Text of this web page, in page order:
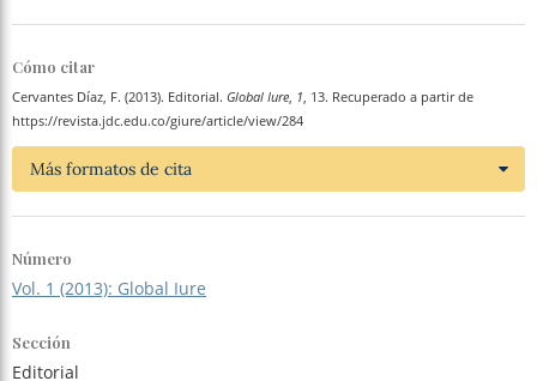
Cómo citar
Cervantes Díaz, F. (2013). Editorial. Global Iure, 1, 13. Recuperado a partir de
https://revista.jdc.edu.co/giure/article/view/284
Más formatos de cita
Número
Vol. 1 (2013): Global Iure
Sección
Editorial